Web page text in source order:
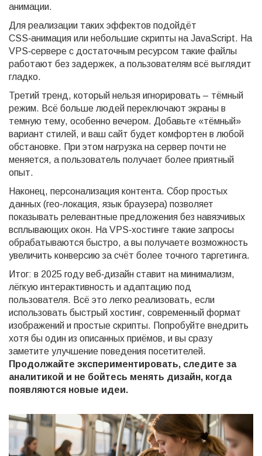
анимации.
Для реализации таких эффектов подойдёт
CSS‑анимация или небольшие скрипты на JavaScript. На
VPS‑сервере с достаточным ресурсом такие файлы
работают без задержек, а пользователям всё выглядит
гладко.
Третий тренд, который нельзя игнорировать – тёмный
режим. Всё больше людей переключают экраны в
темную тему, особенно вечером. Добавьте «тёмный»
вариант стилей, и ваш сайт будет комфортен в любой
обстановке. При этом нагрузка на сервер почти не
меняется, а пользователь получает более приятный
опыт.
Наконец, персонализация контента. Сбор простых
данных (гео‑локация, язык браузера) позволяет
показывать релевантные предложения без навязчивых
всплывающих окон. На VPS‑хостинге такие запросы
обрабатываются быстро, а вы получаете возможность
увеличить конверсию за счёт более точного таргетинга.
Итог: в 2025 году веб‑дизайн ставит на минимализм,
лёгкую интерактивность и адаптацию под
пользователя. Всё это легко реализовать, если
использовать быстрый хостинг, современный формат
изображений и простые скрипты. Попробуйте внедрить
хотя бы один из описанных приёмов, и вы сразу
заметите улучшение поведения посетителей.
Продолжайте экспериментировать, следите за
аналитикой и не бойтесь менять дизайн, когда
появляются новые идеи.